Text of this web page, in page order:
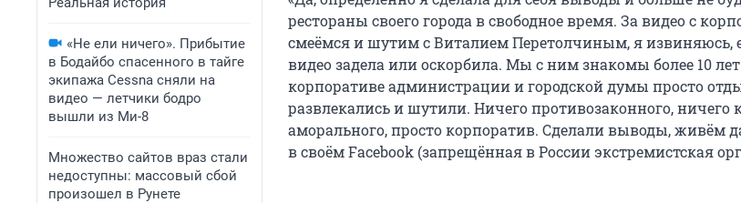
«Не ели ничего». Прибытие
в Бодайбо спасенного в тайге
экипажа Cessna сняли на
видео — летчики бодро
вышли из Ми-8
Множество сайтов враз стали
недоступны: массовый сбой
произошел в Рунете
рестораны своего города в свободное время. За видео с
смеёмся и шутим с Виталием Перетолчиным, я извиняюсь,
видео задела или оскорбила. Мы с ним знакомы более 10
корпоративе администрации и городской думы просто
развлекались и шутили. Ничего противозаконного,
аморального, просто корпоратив. Сделали выводы, живём
в своём Facebook (запрещённая в России экстремистская